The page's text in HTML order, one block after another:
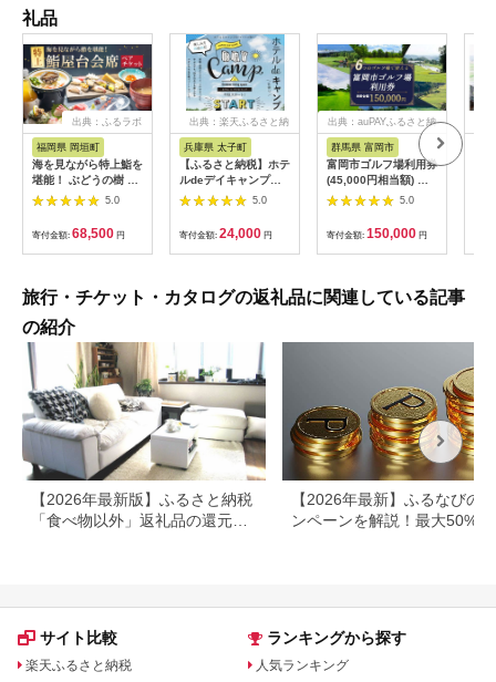
礼品
出典：ふるラボ
福岡県 岡垣町
海を見ながら特上鮨を
堪能！ ぶどうの樹 鮨
屋台ペア お食事券 海
鮮 海 屋台 食事 ペア
福岡県 岡垣町
5.0
寄付金額: 68,500 円
出典：楽天ふるさと納
兵庫県 太子町
【ふるさと納税】ホテ
ルdeデイキャンプ体
験チケット
【1364991】
5.0
寄付金額: 24,000 円
出典：auPAYふるさと納
群馬県 富岡市
富岡市ゴルフ場利用券
(45,000円相当額) ゴ
ルフ チケット 平日 土
日 祝日 プレー券 関東
群馬県 首都圏 F20E-
382
5.0
寄付金額: 150,000 円
旅行・チケット・カタログの返礼品に関連している記事
の紹介
【2026年最新版】ふるさと納税
「食べ物以外」返礼品の還元率
【2026年最新】ふるなびの
ンペーンを解説！最大50%還
サイト比較
楽天ふるさと納税
ランキングから探す
人気ランキング